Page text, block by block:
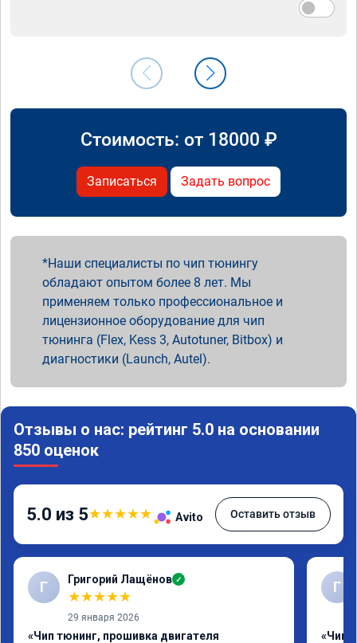
Стоимость: от 18000 ₽
Записаться Задать вопрос
Наши специалисты по чип тюнингу
обладают опытом более 8 лет. Мы
применяем только профессиональное и
лицензионное оборудование для чип
тюнинга (Flex, Kess 3, Autotuner, Bitbox) и
диагностики (Launch, Autel).
Отзывы о нас: рейтинг 5.0 на основании
850 оценок
5.0 из 5★★★★★ Avito Оставить отзыв
Г Григорий Лащёнов ✓
★★★★★
29 января 2026
«Чип тюнинг, прошивка двигателя
Г
«Чип